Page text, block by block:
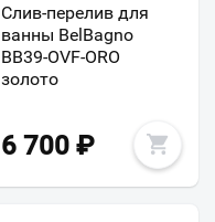
Слив-перелив для
ванны BelBagno
BB39-OVF-ORO
золото
6 700 ₽